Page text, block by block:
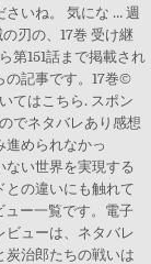
さいね。 気にな … 週
刃の、17巻 受け継
第151話まで掲載され
の記事です。17巻©
てはこちら. スポン
でネタバレあり感想
進められなかっ
ない世界を実現する
との違いにも触れて
ュー一覧です。電子
ビューは、ネタバレ
炭治郎たちの戦いは